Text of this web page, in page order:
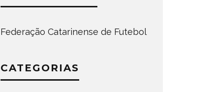
Federação Catarinense de Futebol
CATEGORIAS